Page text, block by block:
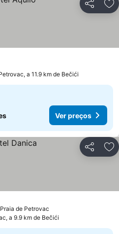
Partilhar
a 11.9 km de Bečići
Ver preços
Partilhar
de Petrovac
a 9.9 km de Bečići